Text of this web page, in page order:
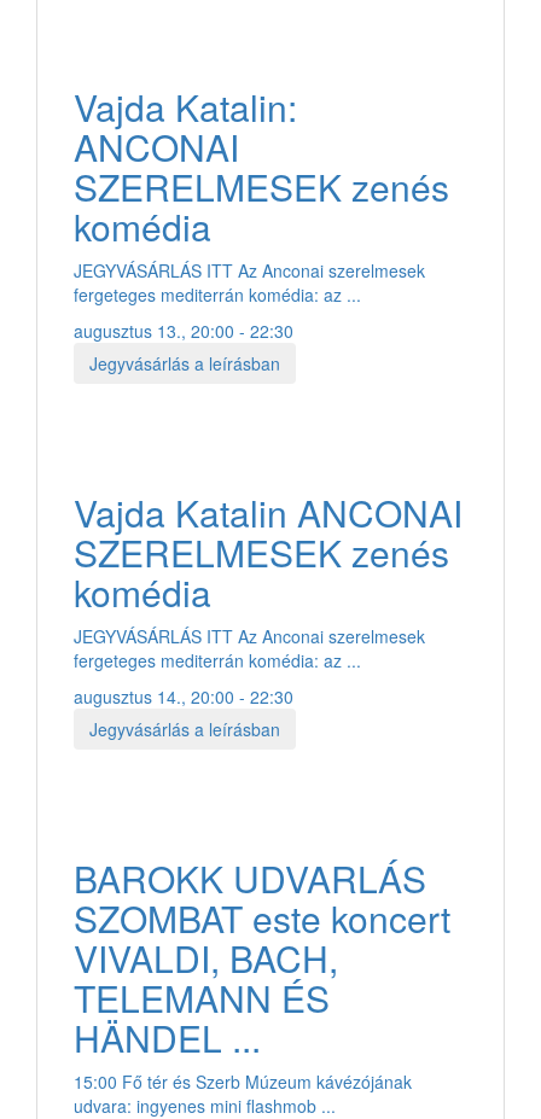
Vajda Katalin:
ANCONAI
SZERELMESEK zenés
komédia
JEGYVÁSÁRLÁS ITT Az Anconai szerelmesek
fergeteges mediterrán komédia: az ...
augusztus 13., 20:00 - 22:30
Jegyvásárlás a leírásban
Vajda Katalin ANCONAI
SZERELMESEK zenés
komédia
JEGYVÁSÁRLÁS ITT Az Anconai szerelmesek
fergeteges mediterrán komédia: az ...
augusztus 14., 20:00 - 22:30
Jegyvásárlás a leírásban
BAROKK UDVARLÁS
SZOMBAT este koncert
VIVALDI, BACH,
TELEMANN ÉS
HÄNDEL ...
15:00 Fő tér és Szerb Múzeum kávézójának
udvara: ingyenes mini flashmob ...